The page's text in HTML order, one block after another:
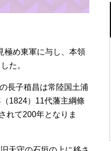
極め東軍に与し、本領
た。
長子稙昌は常陸国土浦
1824）11代藩主綱條
れて200年となりま